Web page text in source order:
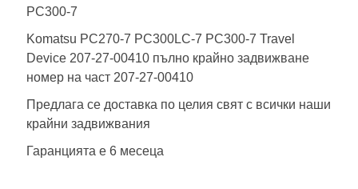
PC300-7
Komatsu PC270-7 PC300LC-7 PC300-7 Travel
Device 207-27-00410 пълно крайно задвижване
номер на част 207-27-00410
Предлага се доставка по целия свят с всички наши
крайни задвижвания
Гаранцията е 6 месеца